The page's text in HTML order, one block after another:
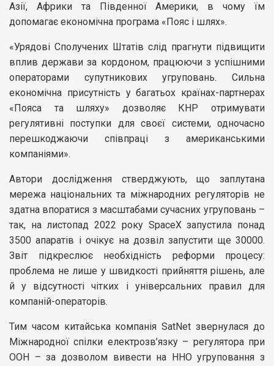
Азії, Африки та Південної Америки, в чому їм
допомагає економічна програма «Пояс і шлях».
«Урядові Сполучених Штатів слід прагнути підвищити
вплив держави за кордоном, працюючи з успішними
операторами супутникових угруповань. Сильна
економічна присутність у багатьох країнах-партнерах
«Пояса та шляху» дозволяє КНР отримувати
регулятивні поступки для своєї системи, одночасно
перешкоджаючи співпраці з американськими
компаніями».
Автори дослідження стверджують, що заплутана
мережа національних та міжнародних регуляторів не
здатна впоратися з масштабами сучасних угруповань –
так, на листопад 2022 року SpaceX запустила понад
3500 апаратів і очікує на дозвіл запустити ще 30000.
Звіт підкреслює необхідність реформи процесу:
проблема не лише у швидкості прийняття рішень, але
й у відсутності чітких і універсальних правил для
компаній-операторів.
Тим часом китайська компанія SatNet звернулася до
Міжнародної спілки електрозв’язку – регулятора при
ООН – за дозволом вивести на ННО угруповання з